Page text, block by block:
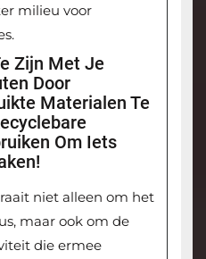
milieu voor
Zijn Met Je
Door
Materialen Te
Om Iets
niet alleen om het
maar ook om de
die ermee